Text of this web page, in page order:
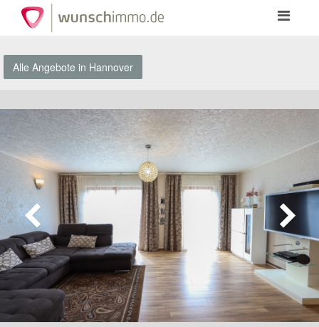
Toggle
Alle Angebote in Hannover